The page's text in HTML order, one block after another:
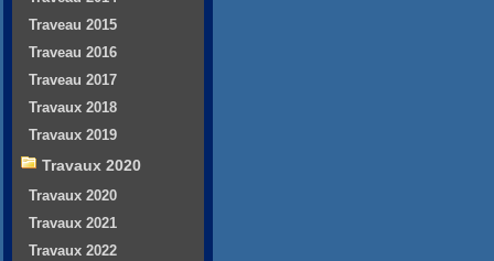
Traveau 2015
Traveau 2016
Traveau 2017
Travaux 2018
Travaux 2019
Travaux 2020
Travaux 2020
Travaux 2021
Travaux 2022